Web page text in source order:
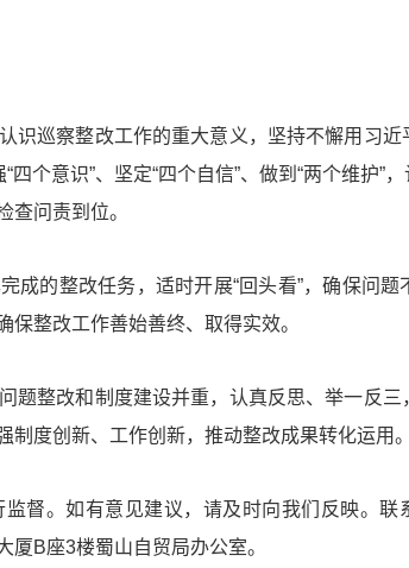
识巡察整改工作的重大意义，坚持不懈用 习近
四个意识”、坚定“四个自信”、做到 “两个维护”
查问责到位。
成的整改任务，适时开展“回头看”，确保问
整改工作善始善终、取得实效。
题整改和制度建设并重，认真反思、举一反
度创新、工作创新，推动整改成果转化运用。
督。如有意见建议，请及时向我们反映。联
B座3楼蜀山自贸局办公室。